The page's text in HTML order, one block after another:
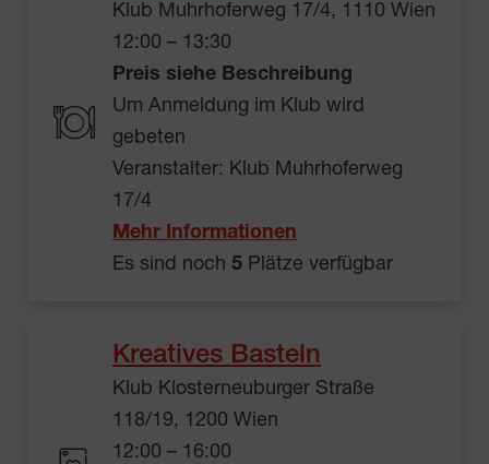
Klub Muhrhoferweg 17/4, 1110 Wien
12:00 – 13:30
Preis siehe Beschreibung
Um Anmeldung im Klub wird
gebeten
Veranstalter: Klub Muhrhoferweg
17/4
Mehr Informationen
Es sind noch 5 Plätze verfügbar
Kreatives Basteln
Klub Klosterneuburger Straße
118/19, 1200 Wien
12:00 – 16:00